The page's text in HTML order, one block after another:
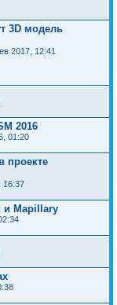
3D модель
2017, 12:41
2016
01:20
проекте
16:37
и Mapillary